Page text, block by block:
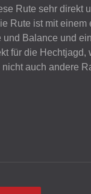
Rute sehr direkt
Rute ist mit einem
Balance und
für die Hechtjagd,
auch andere